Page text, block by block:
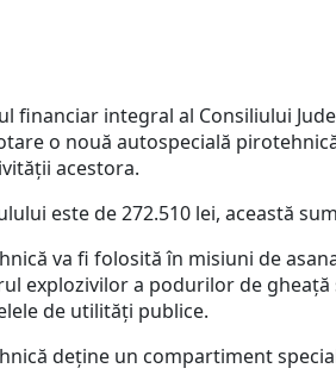
financiar integral al Consiliului
o nouă autospecială
acestora.
este de 272.510 lei, această
va fi folosită în misiuni de
explozivilor a podurilor de
de utilităţi publice.
deține un compartiment